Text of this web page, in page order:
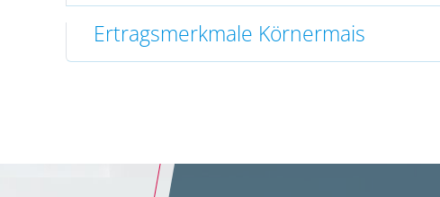
Ertragsmerkmale Körnermais